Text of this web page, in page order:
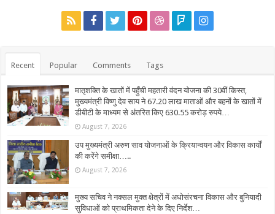
Recent Popular Comments Tags
मातृशक्ति के खातों में पहुँची महतारी वंदन योजना की 30वीं किस्त,
मुख्यमंत्री विष्णु देव साय ने 67.20 लाख माताओं और बहनों के खातों में
डीबीटी के माध्यम से अंतरित किए 630.55 करोड़ रुपये…
August 7, 2026
उप मुख्यमंत्री अरुण साव योजनाओं के क्रियान्वयन और विकास कार्यों
की करेंगे समीक्षा…..
August 7, 2026
मुख्य सचिव ने नक्सल मुक्त क्षेत्रों में अधोसंरचना विकास और बुनियादी
सुविधाओं को प्राथमिकता देने के दिए निर्देश…